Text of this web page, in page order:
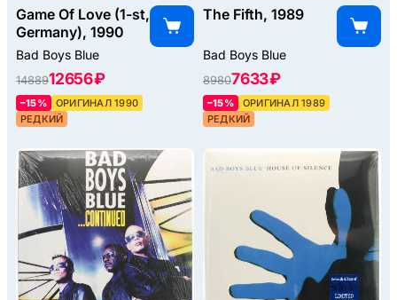
Game Of Love (1-st,
Germany), 1990
Bad Boys Blue
1488912656 ₽
–15%
ОРИГИНАЛ 1990
РЕДКИЙ
The Fifth, 1989
Bad Boys Blue
89807633 ₽
–15%
ОРИГИНАЛ 1989
РЕДКИЙ